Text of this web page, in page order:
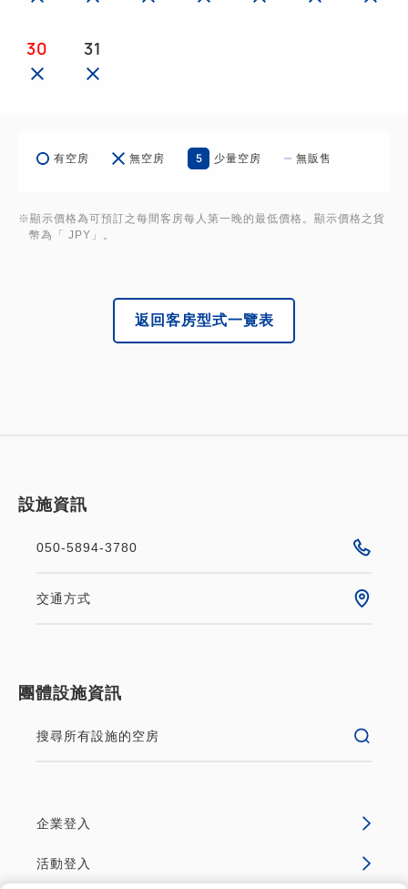
30 31
有空房 無空房 5 少量空房 無販售
※顯示價格為可預訂之每間客房每人第一晚的最低價格。顯示價格之貨
幣為「 JPY」。
返回客房型式一覽表
設施資訊
050-5894-3780
交通方式
團體設施資訊
搜尋所有設施的空房
企業登入
活動登入